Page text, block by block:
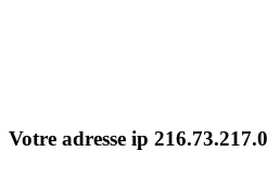
Votre adresse ip